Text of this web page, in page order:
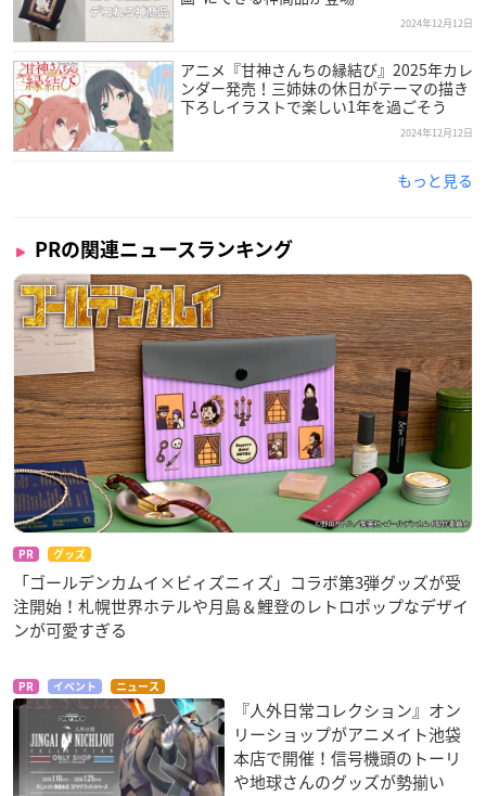
2024年12月12日
アニメ『甘神さんちの縁結び』2025年カレ
ンダー発売！三姉妹の休日がテーマの描き
下ろしイラストで楽しい1年を過ごそう
2024年12月12日
もっと見る
PRの関連ニュースランキング
PR グッズ
「ゴールデンカムイ×ビィズニィズ」コラボ第3弾グッズが受
注開始！札幌世界ホテルや月島＆鯉登のレトロポップなデザイ
ンが可愛すぎる
PR イベント ニュース
『人外日常コレクション』オン
リーショップがアニメイト池袋
本店で開催！信号機頭のトーリ
や地球さんのグッズが勢揃い